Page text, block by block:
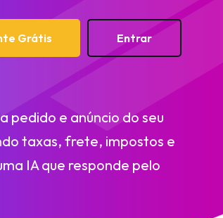
Grátis Entrar
pedido e anúncio do seu
taxas, frete, impostos e
IA que responde pelo